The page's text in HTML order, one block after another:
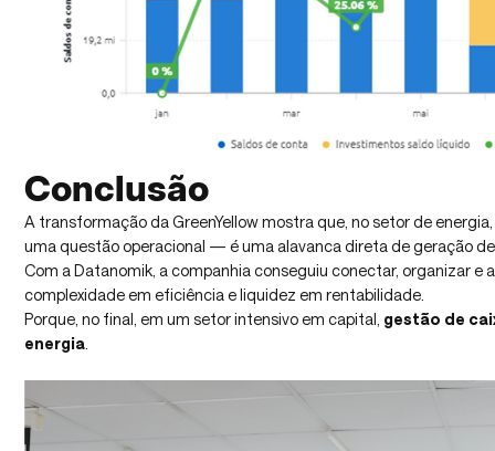
Conclusão
A transformação da GreenYellow mostra que, no setor de
uma questão operacional — é uma alavanca direta de geração de
Com a Datanomik, a companhia conseguiu conectar, organizar
complexidade em eficiência e liquidez em rentabilidade.
Porque, no final, em um setor intensivo em capital, gestão de
energia